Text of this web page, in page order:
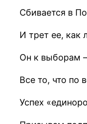
Сбивается в
И трет ее, как
Он к выборам
Все то, что по
Успех